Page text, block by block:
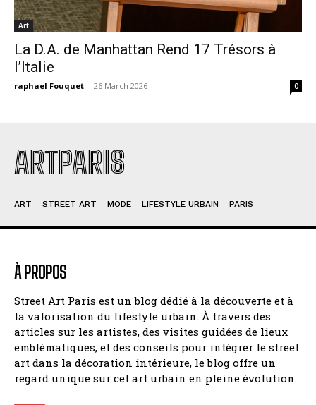
Art
La D.A. de Manhattan Rend 17 Trésors à
l’Italie
raphael Fouquet - 26 March 2026 0
ARTPARIS
ART STREET ART MODE LIFESTYLE URBAIN PARIS
À PROPOS
Street Art Paris est un blog dédié à la découverte et à
la valorisation du lifestyle urbain. À travers des
articles sur les artistes, des visites guidées de lieux
emblématiques, et des conseils pour intégrer le street
art dans la décoration intérieure, le blog offre un
regard unique sur cet art urbain en pleine évolution.